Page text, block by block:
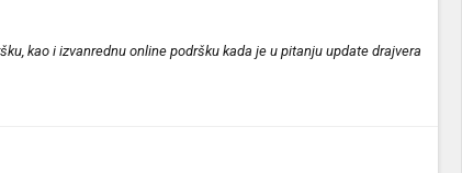
kao i izvanrednu online podršku kada je u pitanju update drajvera